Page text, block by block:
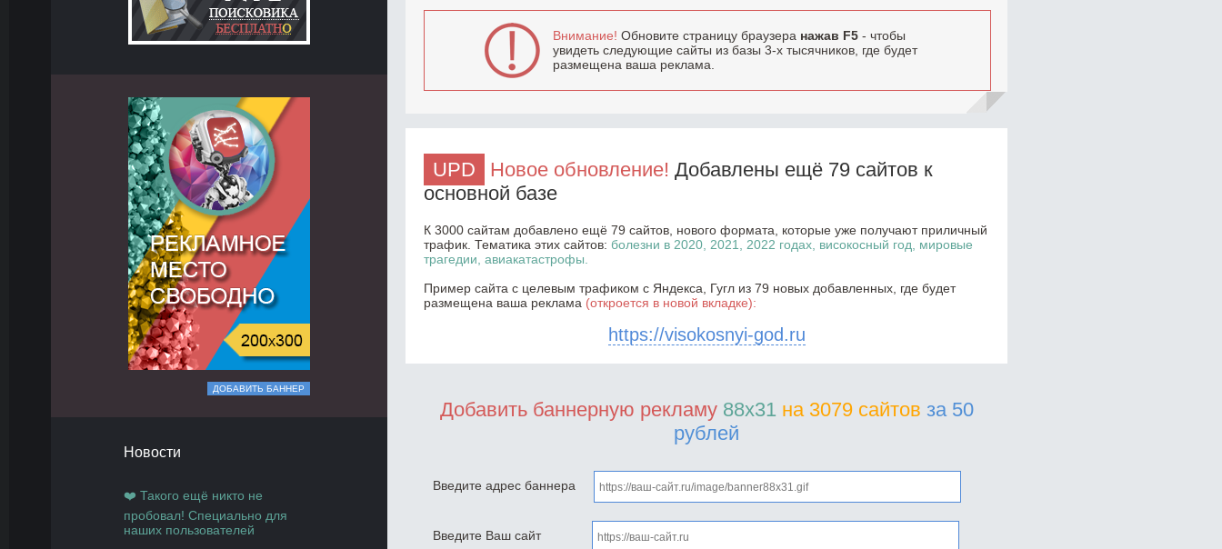
ДОБАВИТЬ БАННЕР
Новости
❤️ Такого ещё никто не
пробовал! Специально для
наших пользователей
Внимание! Обновите страницу браузера нажав F5- чтобы
увидеть следующие сайты из базы 3-х тысячников, где будет
размещена ваша реклама.
UPD Новое обновление! Добавлены ещё 79 сайтов к
основной базе
К 3000 сайтам добавлено ещё 79 сайтов, нового формата, которые уже получают приличный
трафик. Тематика этих сайтов: болезни в 2020, 2021, 2022 годах, високосный год, мировые
трагедии, авиакатастрофы.
Пример сайта с целевым трафиком с Яндекса, Гугл из 79 новых добавленных, где будет
размещена ваша реклама (откроется в новой вкладке):
https://visokosnyi-god.ru
Добавить баннерную рекламу 88x31 на 3079 сайтов за 50
рублей
Введите адрес баннера
Введите Ваш сайт